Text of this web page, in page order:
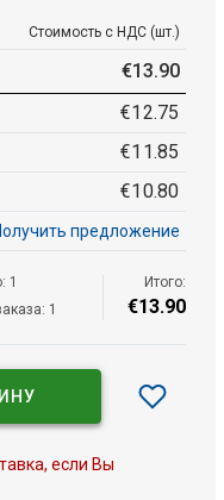
Стоимость с НДС (шт.)
€13.90
€12.75
€11.85
€10.80
предложение
1
1
Итого:
€13.90
если Вы